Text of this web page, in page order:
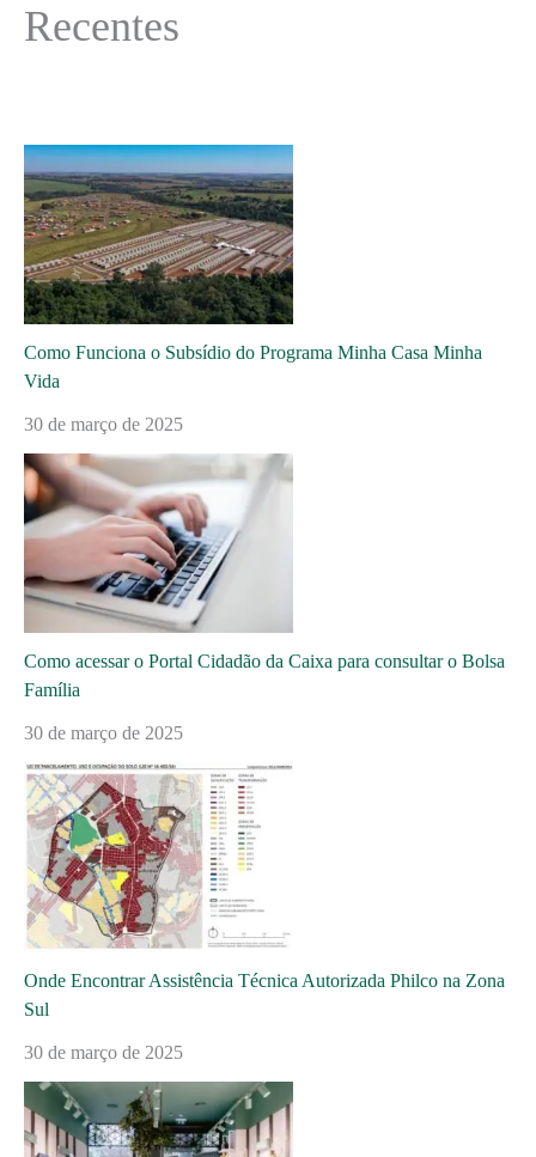
Recentes
Como Funciona o Subsídio do Programa Minha Casa Minha
Vida
30 de março de 2025
Como acessar o Portal Cidadão da Caixa para consultar o Bolsa
Família
30 de março de 2025
Onde Encontrar Assistência Técnica Autorizada Philco na Zona
Sul
30 de março de 2025